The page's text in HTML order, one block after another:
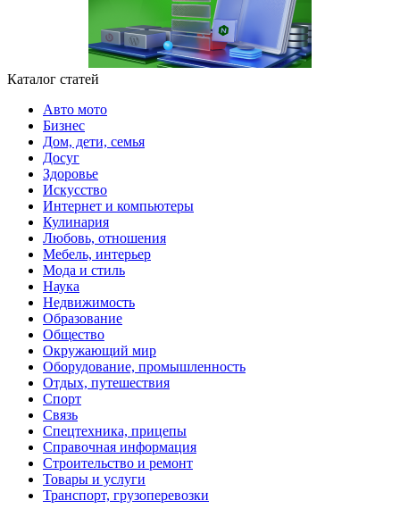
Каталог статей
Авто мото
Бизнес
Дом, дети, семья
Досуг
Здоровье
Искусство
Интернет и компьютеры
Кулинария
Любовь, отношения
Мебель, интерьер
Мода и стиль
Наука
Недвижимость
Образование
Общество
Окружающий мир
Оборудование, промышленность
Отдых, путешествия
Спорт
Связь
Спецтехника, прицепы
Справочная информация
Строительство и ремонт
Товары и услуги
Транспорт, грузоперевозки